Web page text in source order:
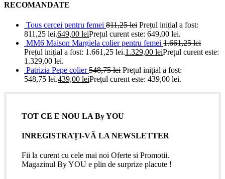
RECOMANDATE
Tous cercei pentru femei 811,25lei Prețul inițial a fost:
811,25 lei.649,00 leiPrețul curent este: 649,00 lei.
MM6 Maison Margiela colier pentru femei 1.661,25lei
Prețul inițial a fost: 1.661,25 lei.1.329,00 leiPrețul curent este:
1.329,00 lei.
Patrizia Pepe colier548,75lei Prețul inițial a fost:
548,75 lei.439,00 leiPrețul curent este: 439,00 lei.
TOT CE E NOU LA By YOU
INREGISTRAȚI-VĂ LA NEWSLETTER
Fii la curent cu cele mai noi Oferte si Promotii.
Magazinul By YOU e plin de surprize placute !